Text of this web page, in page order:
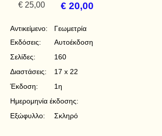
€ 25,00 € 20,00
Αντικείμενο:
Εκδόσεις:
Γεωμετρία
Αυτοέκδοση
Σελίδες:
160
Διαστάσεις:
17 x 22
Έκδοση:
1η
Ημερομηνία έκδοσης:
Εξώφυλλο:
Σκληρό